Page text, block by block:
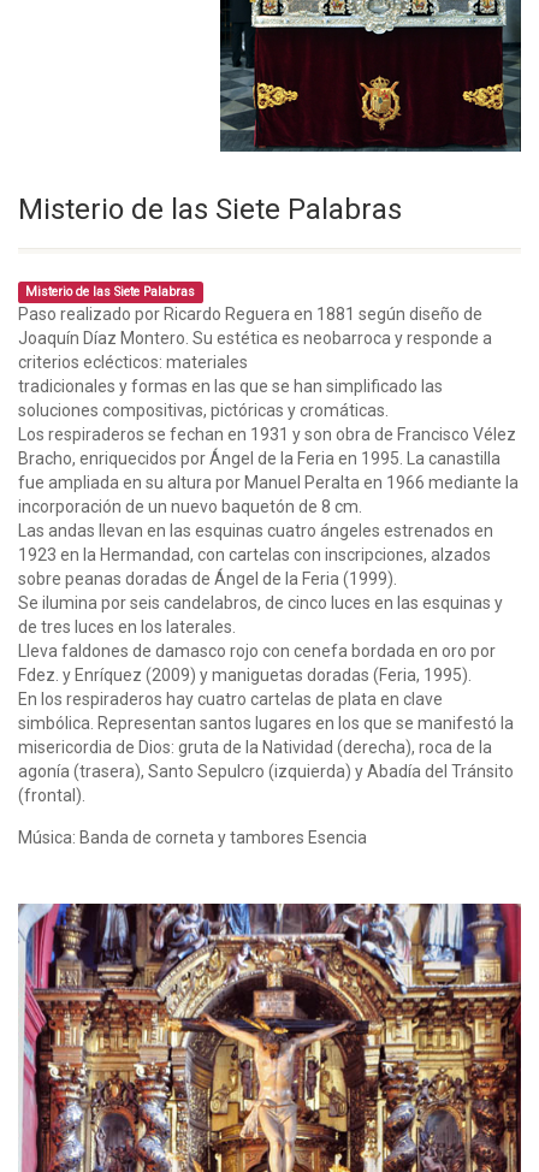
Misterio de las Siete Palabras
Misterio de las Siete Palabras
Paso realizado por Ricardo Reguera en 1881 según diseño de
Joaquín Díaz Montero. Su estética es neobarroca y responde a
criterios eclécticos: materiales
tradicionales y formas en las que se han simplificado las
soluciones compositivas, pictóricas y cromáticas.
Los respiraderos se fechan en 1931 y son obra de Francisco Vélez
Bracho, enriquecidos por Ángel de la Feria en 1995. La canastilla
fue ampliada en su altura por Manuel Peralta en 1966 mediante la
incorporación de un nuevo baquetón de 8 cm.
Las andas llevan en las esquinas cuatro ángeles estrenados en
1923 en la Hermandad, con cartelas con inscripciones, alzados
sobre peanas doradas de Ángel de la Feria (1999).
Se ilumina por seis candelabros, de cinco luces en las esquinas y
de tres luces en los laterales.
Lleva faldones de damasco rojo con cenefa bordada en oro por
Fdez. y Enríquez (2009) y maniguetas doradas (Feria, 1995).
En los respiraderos hay cuatro cartelas de plata en clave
simbólica. Representan santos lugares en los que se manifestó la
misericordia de Dios: gruta de la Natividad (derecha), roca de la
agonía (trasera), Santo Sepulcro (izquierda) y Abadía del Tránsito
(frontal).
Música: Banda de corneta y tambores Esencia